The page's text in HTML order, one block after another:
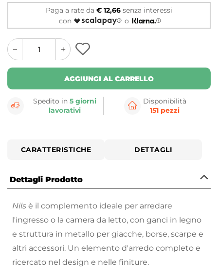
Paga a rate da € 12,66 senza interessi
con
o
quantity
button
quantity
minus
button
AGGIUNGI AL CARRELLO
Spedito in5 giorni
lavorativi
Disponibilità
151 pezzi
CARATTERISTICHE DETTAGLI
Dettagli Prodotto
Nils è il complemento ideale per arredare
l'ingresso o la camera da letto, con ganci in legno
e struttura in metallo per giacche, borse, scarpe e
altri accessori. Un elemento d'arredo completo e
ricercato nel design e nelle finiture.